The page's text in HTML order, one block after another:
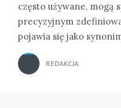
często używane, mogą
precyzyjnym
pojawia się jako
REDAKCJA